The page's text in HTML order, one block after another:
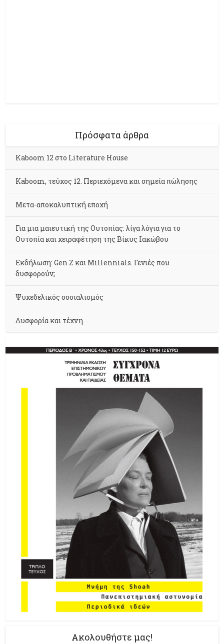
Πρόσφατα άρθρα
Kaboom 12 στο Literature House
Kaboom, τεύχος 12. Περιεχόμενα και σημεία πώλησης
Μετα-αποκαλυπτική εποχή
Για μια μαιευτική της Ουτοπίας: λίγα λόγια για το
Ουτοπία και χειραφέτηση της Βίκυς Ιακώβου
Εκδήλωση: Gen Z και Millennials. Γενιές που
δυσφορούν;
Ψυχεδελικός σοσιαλισμός
Δυσφορία και τέχνη
Ακολουθήστε μας!